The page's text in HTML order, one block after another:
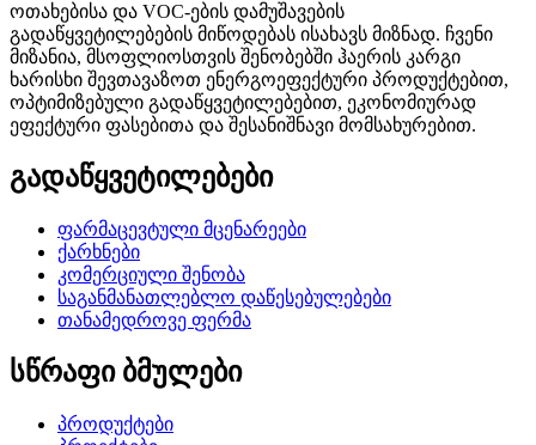
ოთახებისა და VOC-ების დამუშავების
გადაწყვეტილებების მიწოდებას ისახავს მიზნად. ჩვენი
მიზანია, მსოფლიოსთვის შენობებში ჰაერის კარგი
ხარისხი შევთავაზოთ ენერგოეფექტური პროდუქტებით,
ოპტიმიზებული გადაწყვეტილებებით, ეკონომიურად
ეფექტური ფასებითა და შესანიშნავი მომსახურებით.
გადაწყვეტილებები
ფარმაცევტული მცენარეები
ქარხნები
კომერციული შენობა
საგანმანათლებლო დაწესებულებები
თანამედროვე ფერმა
სწრაფი ბმულები
პროდუქტები